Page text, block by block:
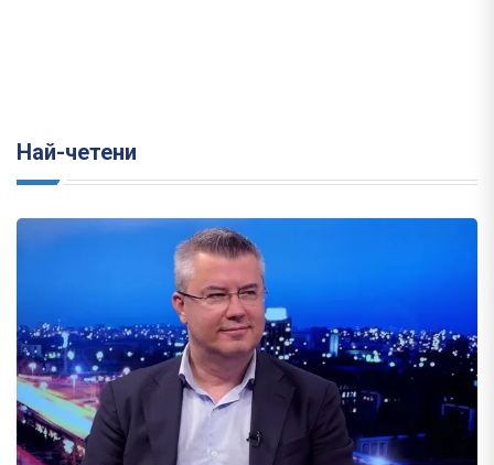
Най-четени